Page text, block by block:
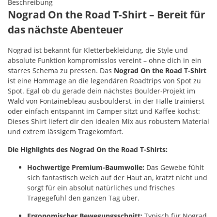
Beschreibung
Nograd On the Road T-Shirt – Bereit für
das nächste Abenteuer
Nograd ist bekannt für Kletterbekleidung, die Style und
absolute Funktion kompromisslos vereint – ohne dich in ein
starres Schema zu pressen. Das Nograd On the Road T-Shirt
ist eine Hommage an die legendären Roadtrips von Spot zu
Spot. Egal ob du gerade dein nächstes Boulder-Projekt im
Wald von Fontainebleau ausboulderst, in der Halle trainierst
oder einfach entspannt im Camper sitzt und Kaffee kochst:
Dieses Shirt liefert dir den idealen Mix aus robustem Material
und extrem lässigem Tragekomfort.
Die Highlights des Nograd On the Road T-Shirts:
Hochwertige Premium-Baumwolle: Das Gewebe fühlt
sich fantastisch weich auf der Haut an, kratzt nicht und
sorgt für ein absolut natürliches und frisches
Tragegefühl den ganzen Tag über.